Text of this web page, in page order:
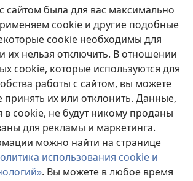
сайтом была для вас максимально
cookie и другие подобные
cookie необходимы для
их нельзя отключить. В отношении
cookie, которые используются для
работы с сайтом, вы можете
принять их или отклонить. Данные,
cookie, не будут никому проданы
для рекламы и маркетинга.
можно найти на странице
использования cookie и
. Вы можете в любое время
Сторожевой башни
Tower Bible and Tract Society of Pennsylvania.